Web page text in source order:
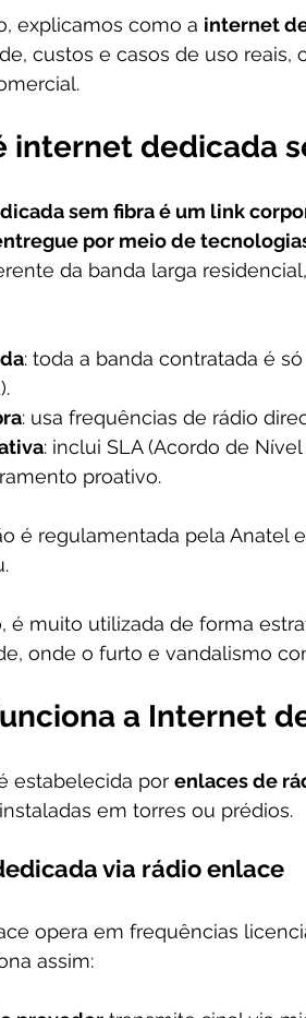
explicamos como a internet
custos e casos de uso reais,
internet dedicada
sem fibra é um link
por meio de
da banda larga
: toda a banda contratada é
: usa frequências de rádio
: inclui SLA (Acordo de
proativo.
é regulamentada pela Anatel
onde o furto e vandalismo
a Internet
estabelecida por enlaces de
em torres ou prédios.
via rádio enlace
opera em frequências
assim: